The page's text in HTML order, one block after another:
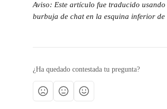
Aviso: Este artículo fue traducido
burbuja de chat en la esquina inferior
¿Ha quedado contestada tu pregunta?